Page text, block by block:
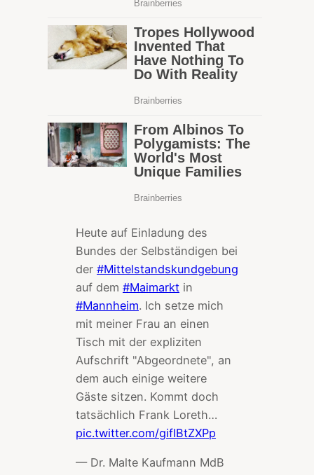
Heute auf Einladung des
Bundes der Selbständigen bei
der #Mittelstandskundgebung
auf dem #Maimarkt in
#Mannheim. Ich setze mich
mit meiner Frau an einen
Tisch mit der expliziten
Aufschrift "Abgeordnete", an
dem auch einige weitere
Gäste sitzen. Kommt doch
tatsächlich Frank Loreth…
pic.twitter.com/gifIBtZXPp
— Dr. Malte Kaufmann MdB